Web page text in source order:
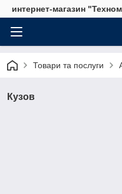
интернет-магазин
Товари та послуги
Кузов